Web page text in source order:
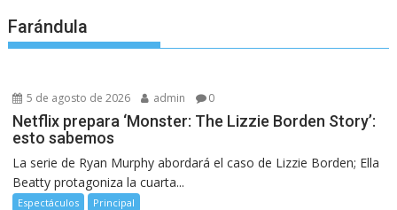
Farándula
5 de agosto de 2026 admin 0
Netflix prepara ‘Monster: The Lizzie Borden Story’:
esto sabemos
La serie de Ryan Murphy abordará el caso de Lizzie Borden; Ella
Beatty protagoniza la cuarta...
Espectáculos Principal